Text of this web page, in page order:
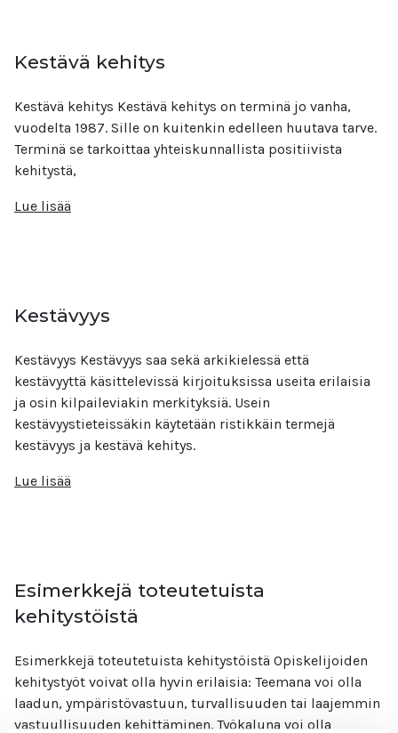
Kestävä kehitys
Kestävä kehitys Kestävä kehitys on terminä jo vanha,
vuodelta 1987. Sille on kuitenkin edelleen huutava tarve.
Terminä se tarkoittaa yhteiskunnallista positiivista
kehitystä,
Lue lisää
Kestävyys
Kestävyys Kestävyys saa sekä arkikielessä että
kestävyyttä käsittelevissä kirjoituksissa useita erilaisia
ja osin kilpaileviakin merkityksiä. Usein
kestävyystieteissäkin käytetään ristikkäin termejä
kestävyys ja kestävä kehitys.
Lue lisää
Esimerkkejä toteutetuista
kehitystöistä
Esimerkkejä toteutetuista kehitystöistä Opiskelijoiden
kehitystyöt voivat olla hyvin erilaisia: Teemana voi olla
laadun, ympäristövastuun, turvallisuuden tai laajemmin
vastuullisuuden kehittäminen. Työkaluna voi olla